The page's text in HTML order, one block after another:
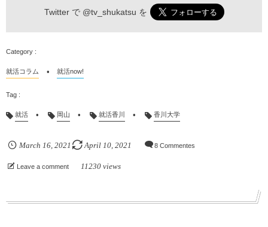
Twitter で @tv_shukatsu を
就活コラム 就活now!
就活 岡山 就活香川 香川大学
March 16, 2021 April 10, 2021 8 Commentes
Leave a comment 11230 views